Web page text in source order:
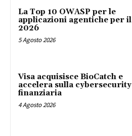
La Top 10 OWASP per le
applicazioni agentiche per il
2026
5 Agosto 2026
Visa acquisisce BioCatch e
accelera sulla cybersecurity
finanziaria
4 Agosto 2026